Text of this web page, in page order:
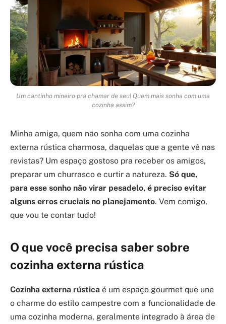
Um cantinho mineiro pra chamar de seu! Quem mais sonha com uma
cozinha assim?
Minha amiga, quem não sonha com uma cozinha
externa rústica charmosa, daquelas que a gente vê nas
revistas? Um espaço gostoso pra receber os amigos,
preparar um churrasco e curtir a natureza. Só que,
para esse sonho não virar pesadelo, é preciso evitar
alguns erros cruciais no planejamento. Vem comigo,
que vou te contar tudo!
O que você precisa saber sobre
cozinha externa rústica
Cozinha externa rústica é um espaço gourmet que une
o charme do estilo campestre com a funcionalidade de
uma cozinha moderna, geralmente integrado à área de